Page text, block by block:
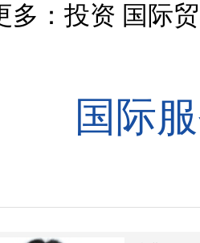
多： 投资 国际
国际